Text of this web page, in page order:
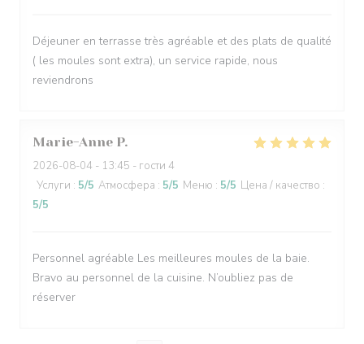
Déjeuner en terrasse très agréable et des plats de qualité
( les moules sont extra), un service rapide, nous
reviendrons
Marie-Anne P
2026-08-04 - 13:45 - гости 4
Услуги : 5/5 Атмосфера : 5/5 Меню : 5/5 Цена / качество :
5/5
Personnel agréable Les meilleures moules de la baie.
Bravo au personnel de la cuisine. N’oubliez pas de
réserver